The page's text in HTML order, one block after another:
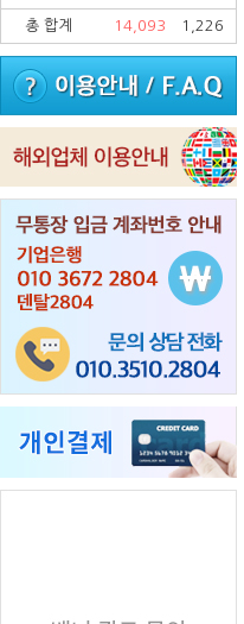
총 합계 14,093 1,226